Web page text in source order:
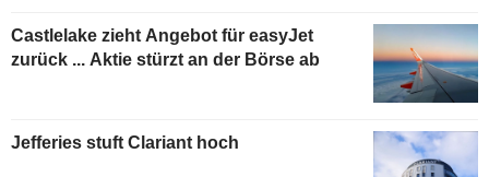
Castlelake zieht Angebot für easyJet
zurück ... Aktie stürzt an der Börse ab
Jefferies stuft Clariant hoch